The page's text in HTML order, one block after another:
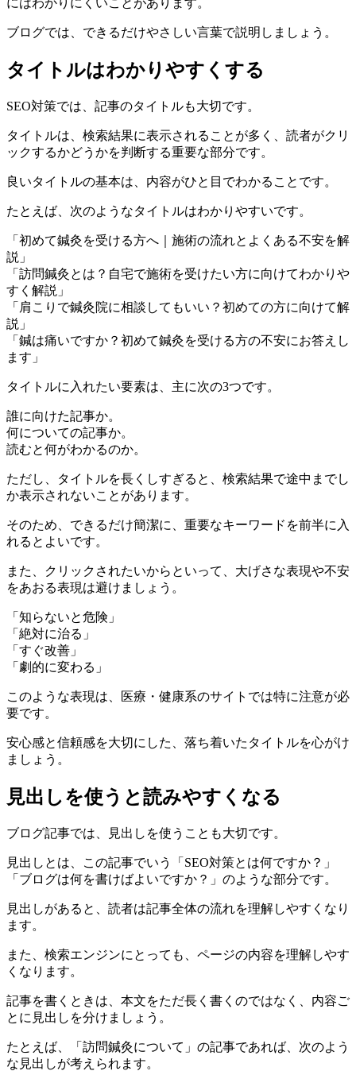
ブログでは、できるだけやさしい言葉で説明しましょう。
タイトルはわかりやすくする
SEO対策では、記事のタイトルも大切です。
タイトルは、検索結果に表示されることが多く、読者がクリ
ックするかどうかを判断する重要な部分です。
良いタイトルの基本は、内容がひと目でわかることです。
たとえば、次のようなタイトルはわかりやすいです。
「初めて鍼灸を受ける方へ｜施術の流れとよくある不安を解
説」
「訪問鍼灸とは？自宅で施術を受けたい方に向けてわかりや
すく解説」
「肩こりで鍼灸院に相談してもいい？初めての方に向けて解
説」
「鍼は痛いですか？初めて鍼灸を受ける方の不安にお答えし
ます」
タイトルに入れたい要素は、主に次の3つです。
誰に向けた記事か。
何についての記事か。
読むと何がわかるのか。
ただし、タイトルを長くしすぎると、検索結果で途中までし
か表示されないことがあります。
そのため、できるだけ簡潔に、重要なキーワードを前半に入
れるとよいです。
また、クリックされたいからといって、大げさな表現や不安
をあおる表現は避けましょう。
「知らないと危険」
「絶対に治る」
「すぐ改善」
「劇的に変わる」
このような表現は、医療・健康系のサイトでは特に注意が必
要です。
安心感と信頼感を大切にした、落ち着いたタイトルを心がけ
ましょう。
見出しを使うと読みやすくなる
ブログ記事では、見出しを使うことも大切です。
見出しとは、この記事でいう「SEO対策とは何ですか？」
「ブログは何を書けばよいですか？」のような部分です。
見出しがあると、読者は記事全体の流れを理解しやすくなり
ます。
また、検索エンジンにとっても、ページの内容を理解しやす
くなります。
記事を書くときは、本文をただ長く書くのではなく、内容ご
とに見出しを分けましょう。
たとえば、「訪問鍼灸について」の記事であれば、次のよう
な見出しが考えられます。